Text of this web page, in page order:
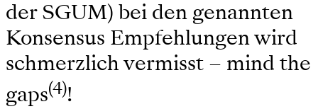
der SGUM) bei den genannten
Konsensus Empfehlungen wird
schmerzlich vermisst – mind the
gaps(4)!